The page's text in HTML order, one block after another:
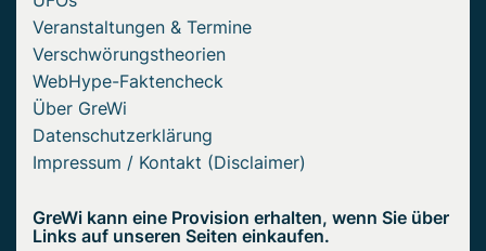
Veranstaltungen & Termine
Verschwörungstheorien
WebHype-Faktencheck
Über GreWi
Datenschutzerklärung
Impressum / Kontakt (Disclaimer)
GreWi kann eine Provision erhalten, wenn Sie über
Links auf unseren Seiten einkaufen.